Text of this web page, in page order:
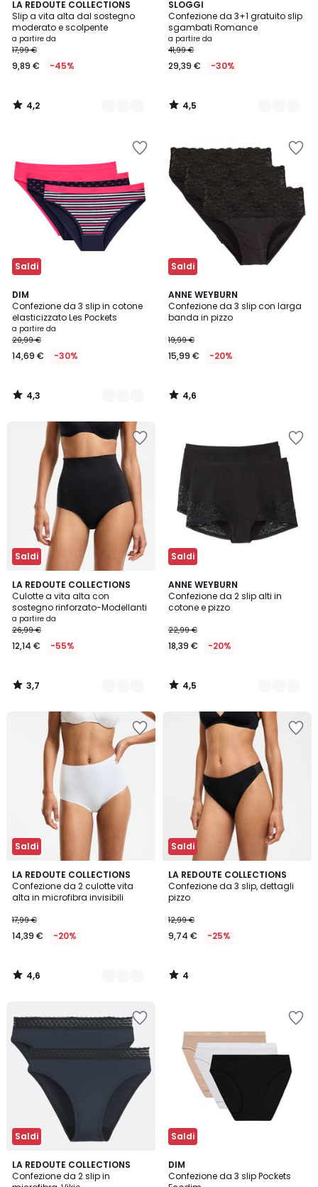
LA REDOUTE COLLECTIONS
Slip a vita alta dal sostegno
moderato e scolpente
a partire da
17,99 €
9,89 € -45%
4,2
/ 5
2
Colori
4,2
/
SLOGGI
Confezione da 3+1 gratuito slip
sgambati Romance
a partire da
41,99 €
29,39 € -30%
4,5
/ 5
2
Colori
4,5
/
Saldi
DIM
Confezione da 3 slip in cotone
elasticizzato Les Pockets
a partire da
20,99 €
14,69 € -30%
4,3
/ 5
4
Colori
4,3
/
Saldi
ANNE WEYBURN
Confezione da 3 slip con larga
banda in pizzo
19,99 €
15,99 € -20%
4,6
/ 5
4,6
/
Saldi
LA REDOUTE COLLECTIONS
Culotte a vita alta con
sostegno rinforzato-Modellanti
a partire da
26,99 €
12,14 € -55%
3,7
/ 5
2
Colori
3,7
/
Saldi
ANNE WEYBURN
Confezione da 2 slip alti in
cotone e pizzo
22,99 €
18,39 € -20%
4,5
/ 5
2
Colori
4,5
/
Saldi
LA REDOUTE COLLECTIONS
Confezione da 2 culotte vita
alta in microfibra invisibili
17,99 €
14,39 € -20%
4,6
/ 5
3
Colori
4,6
/
Saldi
LA REDOUTE COLLECTIONS
Confezione da 3 slip, dettagli
pizzo
12,99 €
9,74 € -25%
4
/
5
4
/
Saldi
LA REDOUTE COLLECTIONS
Confezione da 2 slip in
4,7
/ 5
3
Colori
Saldi
DIM
Confezione da 3 slip Pockets
4,1
/ 5
5
Colori